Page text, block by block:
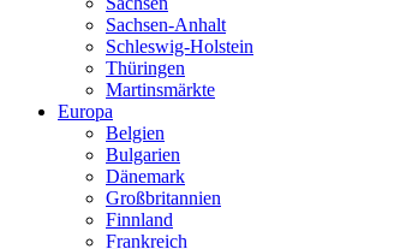
Sachsen-Anhalt
Schleswig-Holstein
Thüringen
Martinsmärkte
Europa
Belgien
Bulgarien
Dänemark
Großbritannien
Finnland
Frankreich